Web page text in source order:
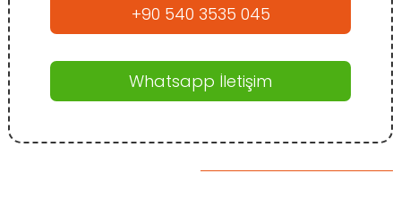
+90 540 3535 045
Whatsapp İletişim